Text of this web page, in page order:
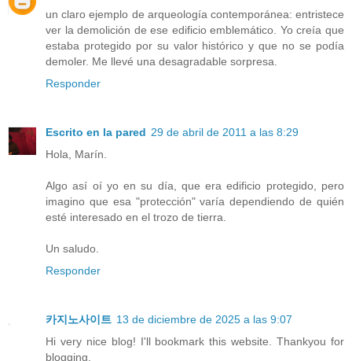
un claro ejemplo de arqueología contemporánea: entristece
ver la demolición de ese edificio emblemático. Yo creía que
estaba protegido por su valor histórico y que no se podía
demoler. Me llevé una desagradable sorpresa.
Responder
Escrito en la pared 29 de abril de 2011 a las 8:29
Hola, Marín.
Algo así oí yo en su día, que era edificio protegido, pero
imagino que esa "protección" varía dependiendo de quién
esté interesado en el trozo de tierra.
Un saludo.
Responder
카지노사이트 13 de diciembre de 2025 a las 9:07
Hi very nice blog! I'll bookmark this website. Thankyou for
blogging.